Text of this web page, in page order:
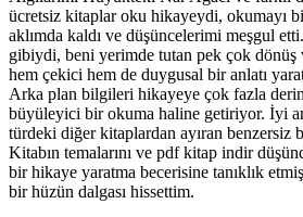
ücretsiz kitaplar oku hikayeydi, okumayı
aklımda kaldı ve düşüncelerimi meşgul
gibiydi, beni yerimde tutan pek çok dönüş
hem çekici hem de duygusal bir anlatı
Arka plan bilgileri hikayeye çok fazla
büyüleyici bir okuma haline getiriyor. İyi
türdeki diğer kitaplardan ayıran benzersiz
Kitabın temalarını ve pdf kitap indir
bir hikaye yaratma becerisine tanıklık
bir hüzün dalgası hissettim.